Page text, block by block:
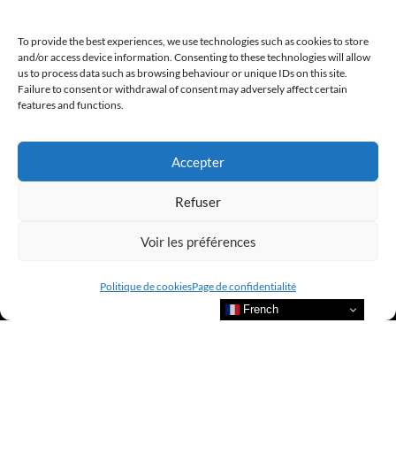
To provide the best experiences, we use technologies such as cookies to store
and/or access device information. Consenting to these technologies will allow
us to process data such as browsing behaviour or unique IDs on this site.
Failure to consent or withdrawal of consent may adversely affect certain
features and functions.
Accepter
Refuser
Voir les préférences
Politique de cookiesPage de confidentialité
@clubamilcar
French